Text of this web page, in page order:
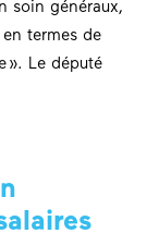
soin généraux,
termes de
». Le député